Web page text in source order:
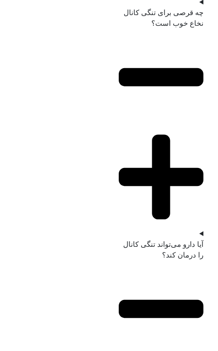
چه قرصی برای تنگی کانال
نخاع خوب است؟
آیا دارو می‌تواند تنگی کانال
را درمان کند؟